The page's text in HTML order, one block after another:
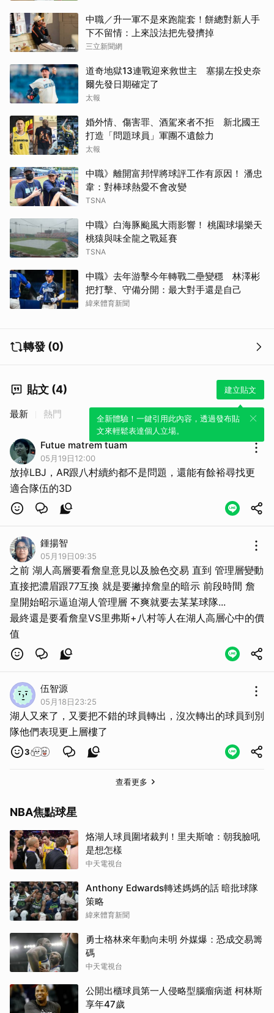
中職／升一軍不是來跑龍套！餅總對新人手
下不留情：上來設法把先發擠掉
三立新聞網
道奇地獄13連戰迎來救世主 塞揚左投史奈
爾先發日期確定了
太報
婚外情、傷害罪、酒駕來者不拒 新北國王
打造「問題球員」軍團不遺餘力
太報
中職》離開富邦悍將球評工作有原因！ 潘忠
韋：對棒球熱愛不會改變
TSNA
中職》白海豚颱風大雨影響！ 桃園球場樂天
桃猿與味全龍之戰延賽
TSNA
中職》去年游擊今年轉戰二壘變穩 林澤彬
把打擊、守備分開：最大對手還是自己
緯來體育新聞
轉發 (0)
貼文 (4) 建立貼文
全新體驗！一鍵引用此內容，透過發布貼
文來輕鬆表達個人立場。
最新 熱門
Futue matrem tuam
05月19日12:00
放掉LBJ，AR跟八村續約都不是問題，還能有餘裕尋找更
適合隊伍的3D
鍾揚智
05月19日09:35
之前 湖人高層要看詹皇意見以及臉色交易 直到 管理層變動
直接把濃眉跟77互換 就是要撇掉詹皇的暗示 前段時間 詹
皇開始昭示逼迫湖人管理層 不爽就要去某某球隊...
最終還是要看詹皇VS里弗斯+八村等人在湖人高層心中的價
值
伍智源
05月18日23:25
湖人又來了，又要把不錯的球員轉出，沒次轉出的球員到別
隊他們表現更上層樓了
3
查看更多
NBA焦點球星
烙湖人球員圍堵裁判！里夫斯嗆：朝我臉吼
是想怎樣
中天電視台
Anthony Edwards轉述媽媽的話 暗批球隊
策略
緯來體育新聞
勇士格林來年動向未明 外媒爆：恐成交易籌
碼
中天電視台
公開出櫃球員第一人侵略型腦瘤病逝 柯林斯
享年47歲
取消